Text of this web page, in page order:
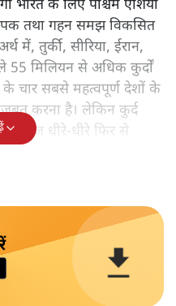
भारत के लिए पश्चिम एशिया
तथा गहन समझ विकसित
में, तुर्की, सीरिया, ईरान,
55 मिलियन से अधिक कुर्दों
चार सबसे महत्वपूर्ण देशों के
करना है। लेकिन कुर्द
आज धीरे-धीरे फिर से